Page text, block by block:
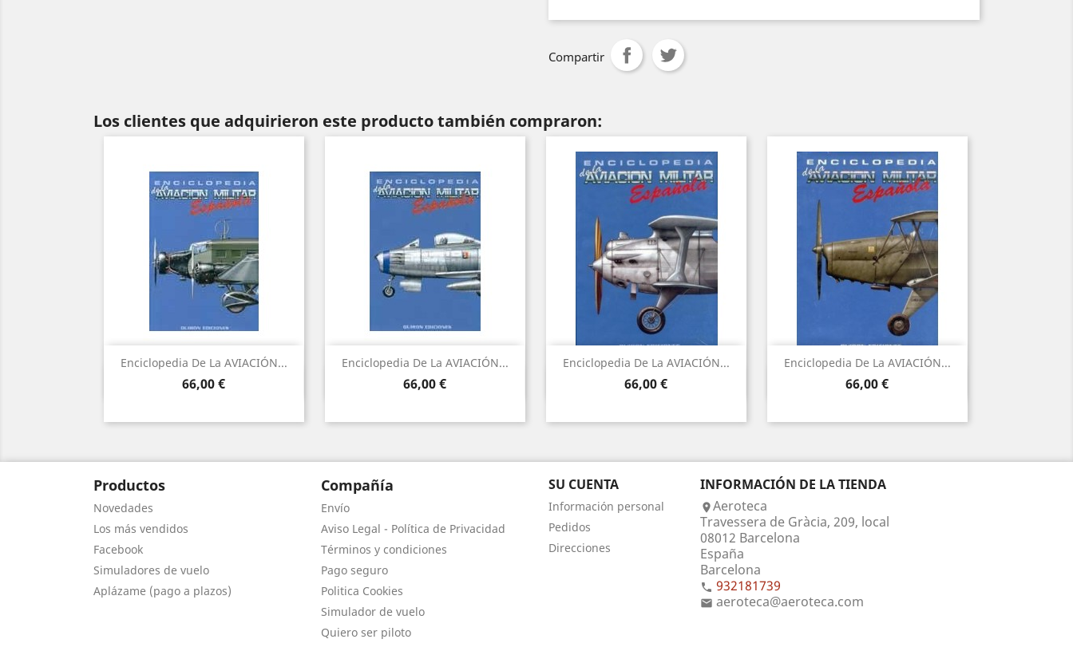
Compartir
Los clientes que adquirieron este producto también compraron:
Enciclopedia De La AVIACIÓN...
Precio
66,00 €
Vista rápida
Enciclopedia De La AVIACIÓN...
Precio
66,00 €
Vista rápida
Enciclopedia De La AVIACIÓN...
Precio
66,00 €
Vista rápida
Enciclopedia De La AVIACIÓN...
Precio
66,00 €
Vista rápida
Productos
Novedades
Los más vendidos
Facebook
Simuladores de vuelo
Aplázame (pago a plazos)
Compañía
Envío
Aviso Legal - Política de Privacidad
Términos y condiciones
Pago seguro
Politica Cookies
Simulador de vuelo
Quiero ser piloto
SU CUENTA
Información personal
Pedidos
Direcciones
INFORMACIÓN DE LA TIENDA
Aeroteca
Travessera de Gràcia, 209, local
08012 Barcelona
España
Barcelona
 932181739
 aeroteca@aeroteca.com